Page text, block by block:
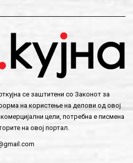
се заштитени со Законот за
на користење на делови од овој
цели, потребна е писмена
на овој портал.